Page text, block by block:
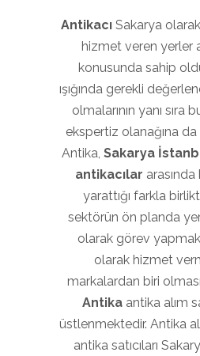
Antikacı Sakarya
hizmet veren yerler
konusunda sahip
ışığında gerekli
olmalarının yanı sıra
ekspertiz olanağına
Antika, Sakarya
antikacılar
yarattığı farkla
sektörün ön planda
olarak görev
olarak hizmet
markalardan biri
Antikaantika alım
üstlenmektedir. Antika
antika satıcıları